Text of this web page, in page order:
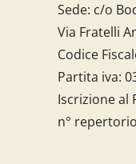
Sede: c/o
Via Fratelli
Codice
Partita iva:
Iscrizione al
n°